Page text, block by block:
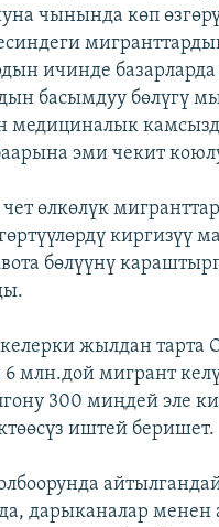
чынында көп
ичинде
басымдуу бөлүгү
медициналык
эми чекит
өлкөлүк
киргизүү
бөлүүнү
жылдан тарта
мигрант
300 миңдей эле
иштей беришет.
айтылгандай
дарыканалар